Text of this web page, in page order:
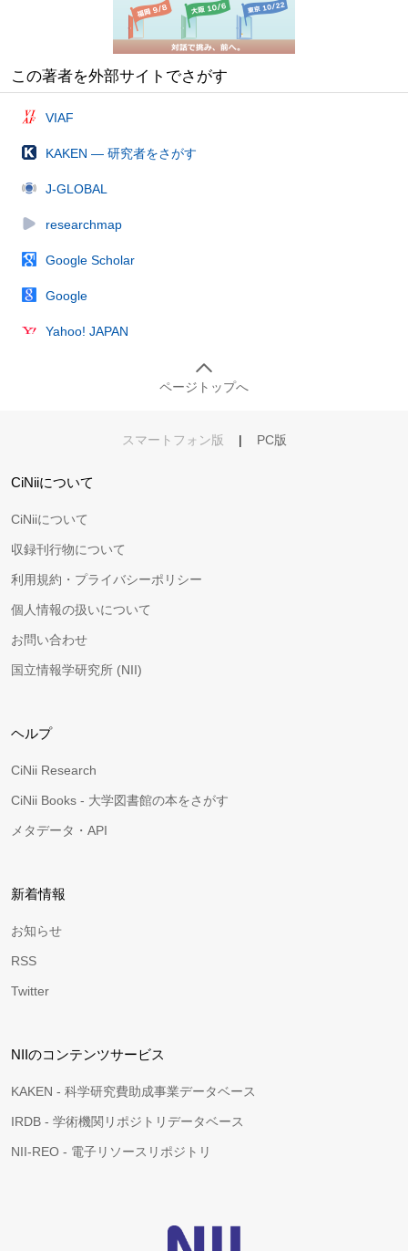
この著者を外部サイトでさがす
VIAF
KAKEN — 研究者をさがす
J-GLOBAL
researchmap
Google Scholar
Google
Yahoo! JAPAN
ページトップへ
スマートフォン版 | PC版
CiNiiについて
CiNiiについて
収録刊行物について
利用規約・プライバシーポリシー
個人情報の扱いについて
お問い合わせ
国立情報学研究所 (NII)
ヘルプ
CiNii Research
CiNii Books - 大学図書館の本をさがす
メタデータ・API
新着情報
お知らせ
RSS
Twitter
NIIのコンテンツサービス
KAKEN - 科学研究費助成事業データベース
IRDB - 学術機関リポジトリデータベース
NII-REO - 電子リソースリポジトリ